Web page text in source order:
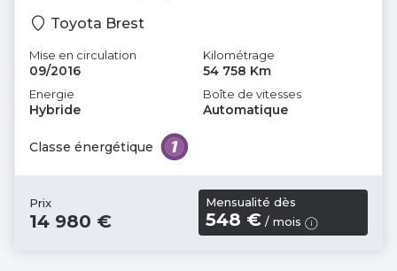
Toyota Brest
Mise en circulation
09/2016
Kilométrage
54 758 Km
Energie
Hybride
Boîte de vitesses
Automatique
Classe énergétique
Prix
14 980 €
Mensualité dès
548 € / mois